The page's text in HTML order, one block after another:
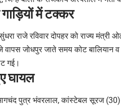
में टक्कर
राजे रविवार दोपहर को राज्य
वापस जोधपुर जाते समय कोट
गई।
घायल
पुत्र भंवरलाल, कांस्टेबल सूरज